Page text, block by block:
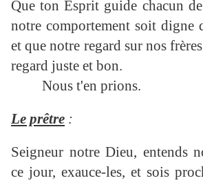
Que ton Esprit guide chacun
notre comportement soit digne
et que notre regard sur nos
regard juste et bon.
Nous t'en prions.
Le prêtre :
Seigneur notre Dieu, entends
ce jour, exauce-les, et sois